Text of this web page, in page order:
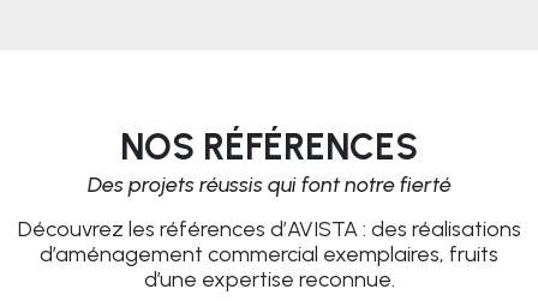
NOS RÉFÉRENCES
Des projets réussis qui font notre fierté
Découvrez les références d’AVISTA : des réalisations
d’aménagement commercial exemplaires, fruits
d’une expertise reconnue.